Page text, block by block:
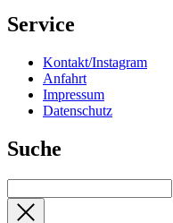
Service
Kontakt/Instagram
Anfahrt
Impressum
Datenschutz
Suche